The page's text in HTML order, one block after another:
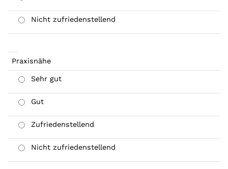
Nicht zufriedenstellend
Praxisnähe
Sehr gut
Gut
Zufriedenstellend
Nicht zufriedenstellend